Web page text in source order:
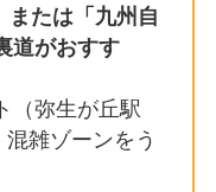
または「九州自
道がおすす
（弥生が丘駅
雑ゾーンをう